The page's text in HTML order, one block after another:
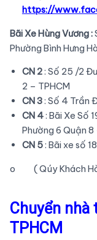
https://
Bãi Xe Hùng Vương :
Phường Bình Hưng
CN 2: Số 25 /2
2 – TPHCM
CN 3: Số 4 Trần
CN 4: Bãi Xe Số
Phường 6 Quận 8
CN 5: Bãi xe số
o ( Qúy Khách
Chuyển nhà
TPHCM